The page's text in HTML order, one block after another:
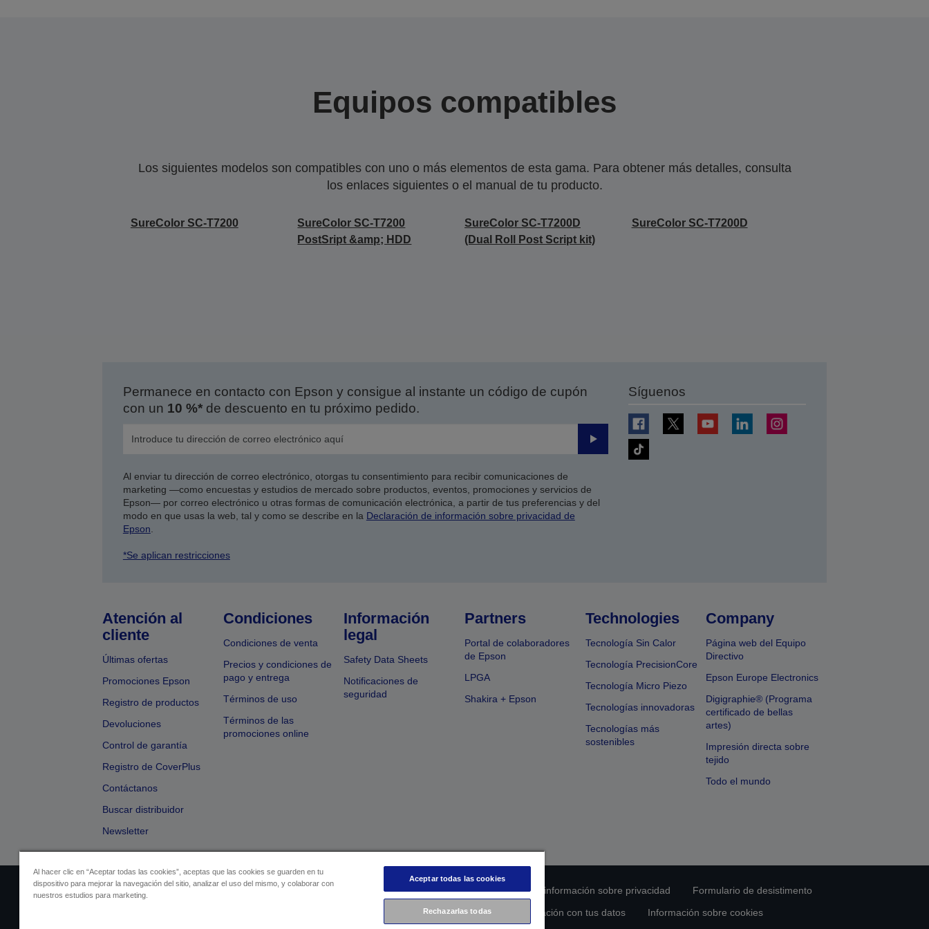
Equipos compatibles
Los siguientes modelos son compatibles con uno o más elementos de esta gama. Para obtener más detalles, consulta
los enlaces siguientes o el manual de tu producto.
SureColor SC-T7200
SureColor SC-T7200
PostSript &amp; HDD
SureColor SC-T7200D
(Dual Roll Post Script kit)
SureColor SC-T7200D
Permanece en contacto con Epson y consigue al instante un código de cupón
con un 10 %*de descuento en tu próximo pedido.
Enviar
Al enviar tu dirección de correo electrónico, otorgas tu consentimiento para recibir comunicaciones de
marketing —como encuestas y estudios de mercado sobre productos, eventos, promociones y servicios de
Epson— por correo electrónico u otras formas de comunicación electrónica, a partir de tus preferencias y del
modo en que usas la web, tal y como se describe en la Declaración de información sobre privacidad de
Epson
*Se aplican restricciones
Síguenos
Atención al
cliente
Últimas ofertas
Promociones Epson
Registro de productos
Devoluciones
Control de garantía
Registro de CoverPlus
Contáctanos
Buscar distribuidor
Newsletter
Condiciones
Condiciones de venta
Precios y condiciones de
pago y entrega
Términos de uso
Términos de las
promociones online
Información
legal
Safety Data Sheets
Notificaciones de
seguridad
Partners
Portal de colaboradores
de Epson
LPGA
Shakira + Epson
Technologies
Tecnología Sin Calor
Tecnología PrecisionCore
Tecnología Micro Piezo
Tecnologías innovadoras
Tecnologías más
sostenibles
Company
Página web del Equipo
Directivo
Epson Europe Electronics
Digigraphie® (Programa
certificado de bellas
artes)
Impresión directa sobre
tejido
Todo el mundo
Identificación del vendedor Identificación de cumplimiento de los productos Declaración de información sobre privacidad
Formulario de desistimento
Ponte en contacto con nosotros en relación con tus datos Información sobre cookies
Al hacer clic en “Aceptar todas las cookies”, aceptas que las cookies se guarden en tu
dispositivo para mejorar la navegación del sitio, analizar el uso del mismo, y colaborar con
nuestros estudios para marketing.
Aceptar todas las cookies
Rechazarlas todas